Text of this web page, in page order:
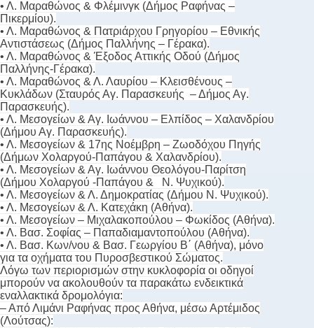
• Λ. Μαραθώνος & Φλέμινγκ (Δήμος Ραφήνας –
Πικερμίου).
• Λ. Μαραθώνος & Πατριάρχου Γρηγορίου – Εθνικής
Αντιστάσεως (Δήμος Παλλήνης – Γέρακα).
• Λ. Μαραθώνος & Έξοδος Αττικής Οδού (Δήμος
Παλλήνης-Γέρακα).
• Λ. Μαραθώνος & Λ. Λαυρίου – Κλεισθένους –
Κυκλάδων (Σταυρός Αγ. Παρασκευής – Δήμος Αγ.
Παρασκευής).
• Λ. Μεσογείων & Αγ. Ιωάννου – Ελπίδος – Χαλανδρίου
(Δήμου Αγ. Παρασκευής).
• Λ. Μεσογείων & 17ης Νοέμβρη – Ζωοδόχου Πηγής
(Δήμων Χολαργού-Παπάγου & Χαλανδρίου).
• Λ. Μεσογείων & Αγ. Ιωάννου Θεολόγου-Παρίτση
(Δήμου Χολαργού -Παπάγου & Ν. Ψυχικού).
• Λ. Μεσογείων & Λ. Δημοκρατίας (Δήμου Ν. Ψυχικού).
• Λ. Μεσογείων & Λ. Κατεχάκη (Αθήνα).
• Λ. Μεσογείων – Μιχαλακοπούλου – Φωκίδος (Αθήνα).
• Λ. Βασ. Σοφίας – Παπαδιαμαντοπούλου (Αθήνα).
• Λ. Βασ. Κων/νου & Βασ. Γεωργίου Β΄ (Αθήνα), μόνο
για τα οχήματα του Πυροσβεστικού Σώματος.
Λόγω των περιορισμών στην κυκλοφορία οι οδηγοί
μπορούν να ακολουθούν τα παρακάτω ενδεικτικά
εναλλακτικά δρομολόγια:
– Από Λιμάνι Ραφήνας προς Αθήνα, μέσω Αρτέμιδος
(Λούτσας):